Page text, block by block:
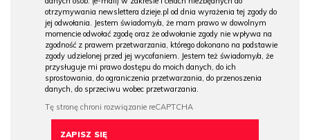
otrzymywania newslettera dzieje.pl od dnia wyrażenia tej zgody do
jej odwołania. Jestem świadomy/a, że mam prawo w dowolnym
momencie odwołać zgodę oraz że odwołanie zgody nie wpływa na
zgodność z prawem przetwarzania, którego dokonano na podstawie
zgody udzielonej przed jej wycofaniem. Jestem też świadomy/a, że
przysługuje mi prawo dostępu do moich danych, do ich
sprostowania, do ograniczenia przetwarzania, do przenoszenia
danych, do sprzeciwu wobec przetwarzania.